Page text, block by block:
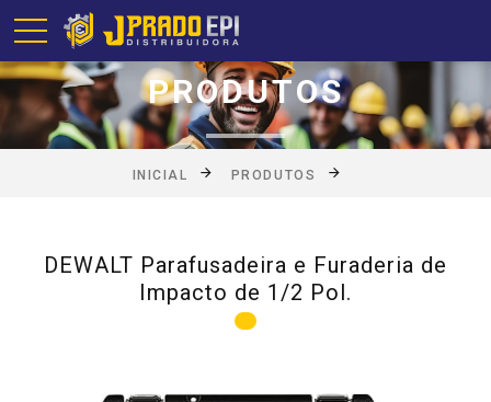
PRODUTOS
INICIAL PRODUTOS
DEWALT Parafusadeira e Furaderia de
Impacto de 1/2 Pol.